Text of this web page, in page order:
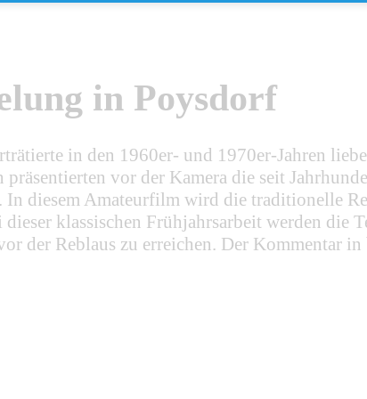
in Poysdorf
in den 1960er- und 1970er-Jahren
vor der Kamera die seit
diesem Amateurfilm wird die traditionelle
klassischen Frühjahrsarbeit werden die
der Reblaus zu erreichen. Der Kommentar